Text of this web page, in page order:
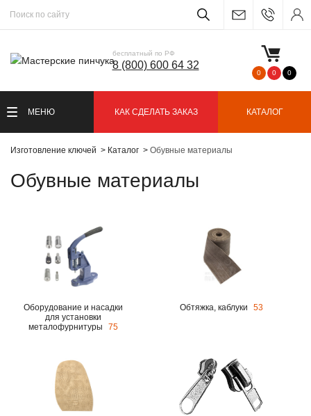
бесплатный по РФ
8 (800) 600 64 32
0 0 0
МЕНЮ КАК СДЕЛАТЬ ЗАКАЗ КАТАЛОГ
Изготовление ключей Каталог Обувные материалы
Обувные материалы
Оборудование и насадки
для установки
металофурнитуры
75
Обтяжка, каблуки 53